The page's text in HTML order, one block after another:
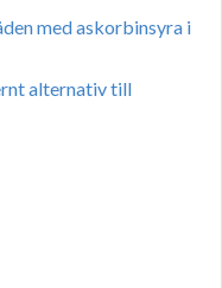
med askorbinsyra i
alternativ till